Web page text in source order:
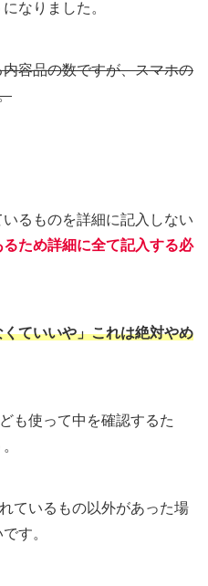
なりました。
容品の数ですが、スマホの
るものを詳細に記入しない
ため詳細に全て記入する必
ていいや」これは絶対やめ
も使って中を確認するた
ているもの以外があった場
す。